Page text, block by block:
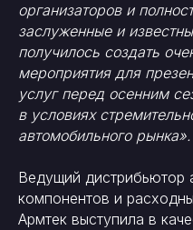
организаторов и
заслуженные и
получилось создать
мероприятия для
услуг перед осенним
в условиях
автомобильного рынка».
Ведущий дистрибьютор
компонентов и
Армтек выступила в